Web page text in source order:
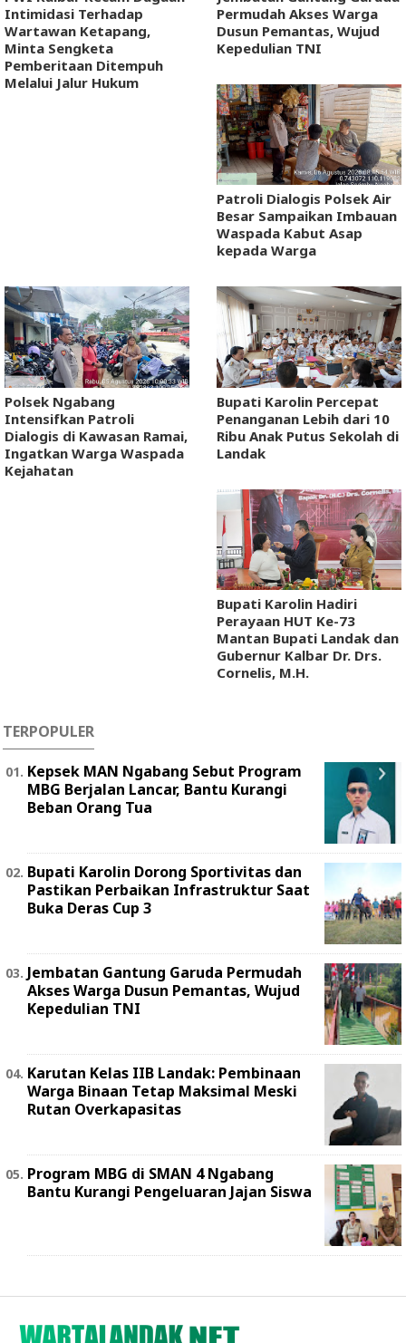
Intimidasi Terhadap
Wartawan Ketapang,
Minta Sengketa
Pemberitaan Ditempuh
Melalui Jalur Hukum
Permudah Akses Warga
Dusun Pemantas, Wujud
Kepedulian TNI
Patroli Dialogis Polsek Air
Besar Sampaikan Imbauan
Waspada Kabut Asap
kepada Warga
Polsek Ngabang
Intensifkan Patroli
Dialogis di Kawasan Ramai,
Ingatkan Warga Waspada
Kejahatan
Bupati Karolin Percepat
Penanganan Lebih dari 10
Ribu Anak Putus Sekolah di
Landak
Bupati Karolin Hadiri
Perayaan HUT Ke-73
Mantan Bupati Landak dan
Gubernur Kalbar Dr. Drs.
Cornelis, M.H.
TERPOPULER
Kepsek MAN Ngabang Sebut Program
MBG Berjalan Lancar, Bantu Kurangi
Beban Orang Tua
Bupati Karolin Dorong Sportivitas dan
Pastikan Perbaikan Infrastruktur Saat
Buka Deras Cup 3
Jembatan Gantung Garuda Permudah
Akses Warga Dusun Pemantas, Wujud
Kepedulian TNI
Karutan Kelas IIB Landak: Pembinaan
Warga Binaan Tetap Maksimal Meski
Rutan Overkapasitas
Program MBG di SMAN 4 Ngabang
Bantu Kurangi Pengeluaran Jajan Siswa